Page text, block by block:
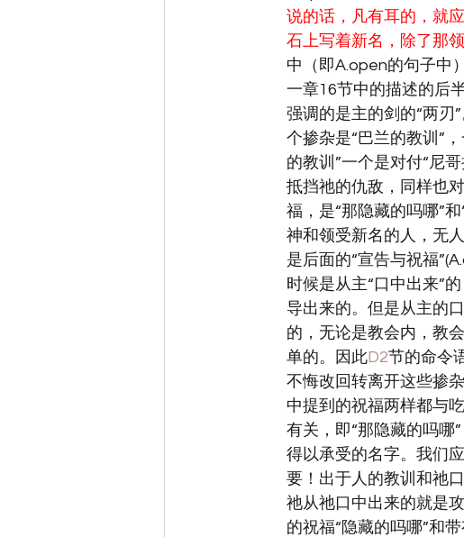
说的话，凡有耳的，就
石上写着新名，除了那
中（即A.open的句子中
一章16节中的描述的后
强调的是主的剑的“两刃
个掺杂是“巴兰的教训”
的教训”一个是对付“尼
抵挡祂的仇敌，同样也
福，是“那隐藏的吗哪”
神和领受新名的人，无
是后面的“宣告与祝福
时候是从主“口中出来”
导出来的。但是从主的
的，无论是教会内，教
单的。因此D2节的命令
不悔改回转离开这些掺
中提到的祝福两样都与
有关，即“那隐藏的吗哪
得以承受的名字。我们
要！出于人的教训和祂
祂从祂口中出来的就是
的祝福“隐藏的吗哪”和